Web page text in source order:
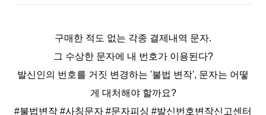
구매한 적도 없는 각종 결제내역 문자.
그 수상한 문자에 내 번호가 이용된다?
발신인의 번호를 거짓 변경하는 '불법 변작', 문자는 어떻
게 대처해야 할까요?
#불법변작 #사칭문자 #문자피싱 #발신번호변작신고센터